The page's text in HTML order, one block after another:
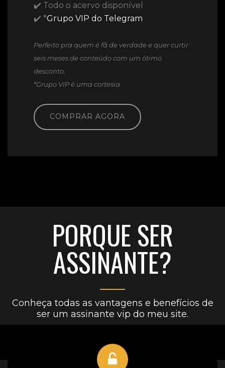
✔️ Todo o acervo disponível
✔️ *Grupo VIP do Telegram
Perfeito pra quem é fã de verdade e quer curtir
seis meses de conteúdo com um ótimo
desconto.
*Grupo VIP é uma cortesia
COMPRAR AGORA
PORQUE SER
ASSINANTE?
Conheça todas as vantagens e benefícios de
ser um assinante vip do meu site.